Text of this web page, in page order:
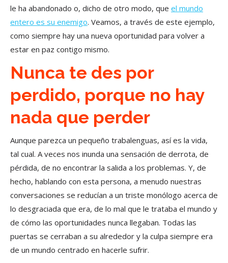
le ha abandonado o, dicho de otro modo, que el mundo
entero es su enemigo. Veamos, a través de este ejemplo,
como siempre hay una nueva oportunidad para volver a
estar en paz contigo mismo.
Nunca te des por
perdido, porque no hay
nada que perder
Aunque parezca un pequeño trabalenguas, así es la vida,
tal cual. A veces nos inunda una sensación de derrota, de
pérdida, de no encontrar la salida a los problemas. Y, de
hecho, hablando con esta persona, a menudo nuestras
conversaciones se reducían a un triste monólogo acerca de
lo desgraciada que era, de lo mal que le trataba el mundo y
de cómo las oportunidades nunca llegaban. Todas las
puertas se cerraban a su alrededor y la culpa siempre era
de un mundo centrado en hacerle sufrir.